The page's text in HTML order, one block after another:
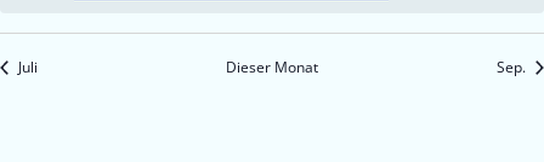
Juli Dieser Monat Sep.